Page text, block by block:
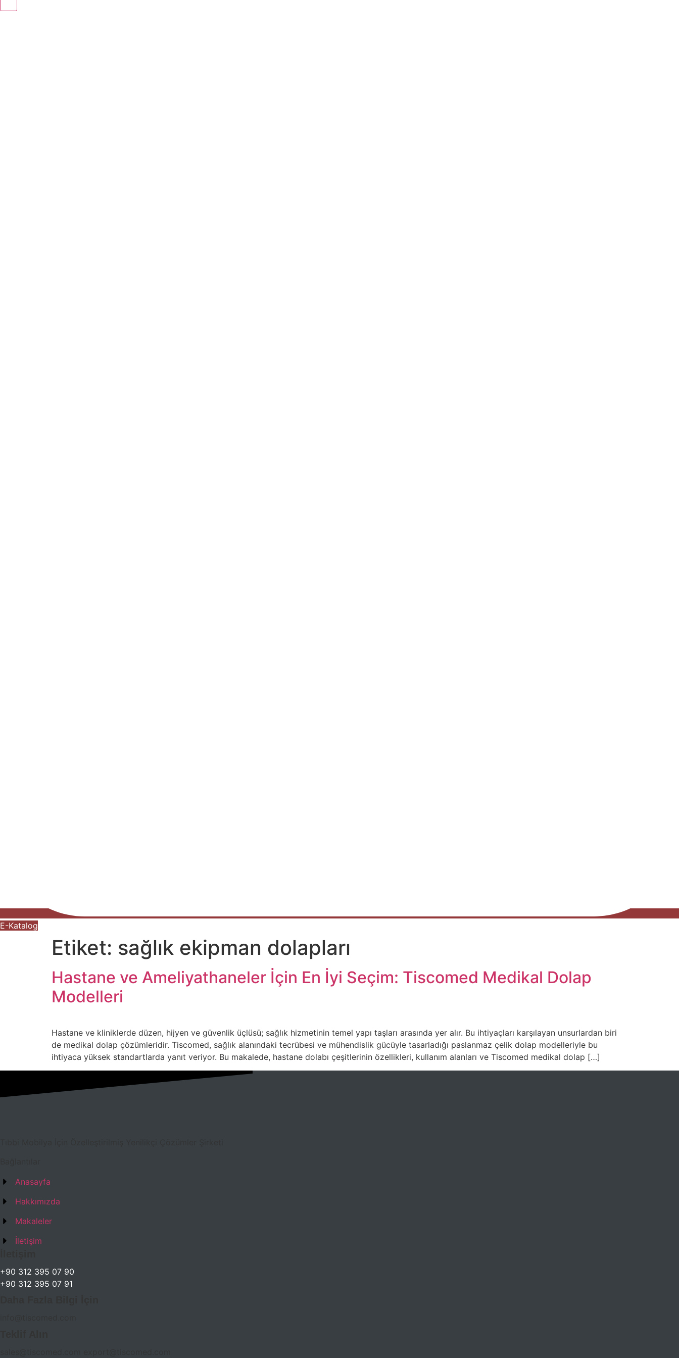
E-Katalog
Etiket: sağlık ekipman dolapları
Hastane ve Ameliyathaneler İçin En İyi Seçim: Tiscomed Medikal Dolap
Modelleri
Hastane ve kliniklerde düzen, hijyen ve güvenlik üçlüsü; sağlık hizmetinin temel yapı taşları arasında yer alır. Bu ihtiyaçları karşılayan unsurlardan biri
de medikal dolap çözümleridir. Tiscomed, sağlık alanındaki tecrübesi ve mühendislik gücüyle tasarladığı paslanmaz çelik dolap modelleriyle bu
ihtiyaca yüksek standartlarda yanıt veriyor. Bu makalede, hastane dolabı çeşitlerinin özellikleri, kullanım alanları ve Tiscomed medikal dolap […]
Anasayfa
Hakkımızda
Makaleler
İletişim
+90 312 395 07 90
+90 312 395 07 91